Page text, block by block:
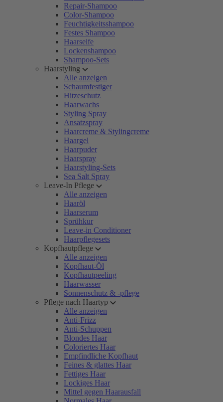
Repair-Shampoo
Color-Shampoo
Feuchtigkeitsshampoo
Festes Shampoo
Haarseife
Lockenshampoo
Shampoo-Sets
Haarstyling
Alle anzeigen
Schaumfestiger
Hitzeschutz
Haarwachs
Styling Spray
Ansatzspray
Haarcreme & Stylingcreme
Haargel
Haarpuder
Haarspray
Haarstyling-Sets
Sea Salt Spray
Leave-In Pflege
Alle anzeigen
Haaröl
Haarserum
Sprühkur
Leave-in Conditioner
Haarpflegesets
Kopfhautpflege
Alle anzeigen
Kopfhaut-Öl
Kopfhautpeeling
Haarwasser
Sonnenschutz & -pflege
Pflege nach Haartyp
Alle anzeigen
Anti-Frizz
Anti-Schuppen
Blondes Haar
Coloriertes Haar
Empfindliche Kopfhaut
Feines & glattes Haar
Fettiges Haar
Lockiges Haar
Mittel gegen Haarausfall